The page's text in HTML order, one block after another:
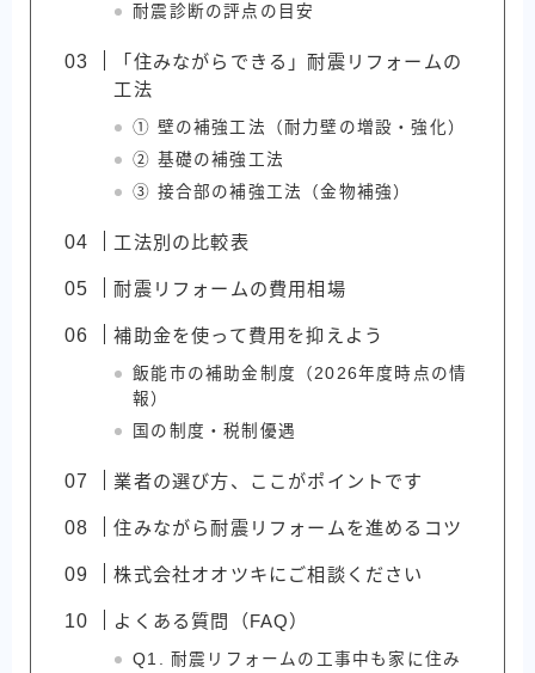
耐震診断の評点の目安
「住みながらできる」耐震リフォームの
工法
① 壁の補強工法（耐力壁の増設・強化）
② 基礎の補強工法
③ 接合部の補強工法（金物補強）
工法別の比較表
耐震リフォームの費用相場
補助金を使って費用を抑えよう
飯能市の補助金制度（2026年度時点の情
報）
国の制度・税制優遇
業者の選び方、ここがポイントです
住みながら耐震リフォームを進めるコツ
株式会社オオツキにご相談ください
よくある質問（FAQ）
Q1. 耐震リフォームの工事中も家に住み